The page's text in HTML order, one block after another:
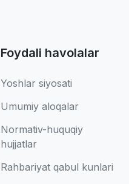
Foydali havolalar
Yoshlar siyosati
Umumiy aloqalar
Normativ-huquqiy
hujjatlar
Rahbariyat qabul kunlari